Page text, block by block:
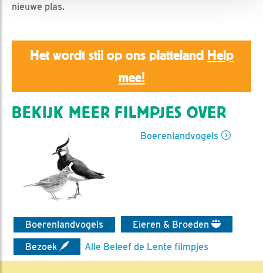
nieuwe plas.
Het wordt stil op ons platteland Help
mee!
BEKIJK MEER FILMPJES OVER
Boerenlandvogels
Boerenlandvogels
Eieren & Broeden
Bezoek
Alle Beleef de Lente filmpjes